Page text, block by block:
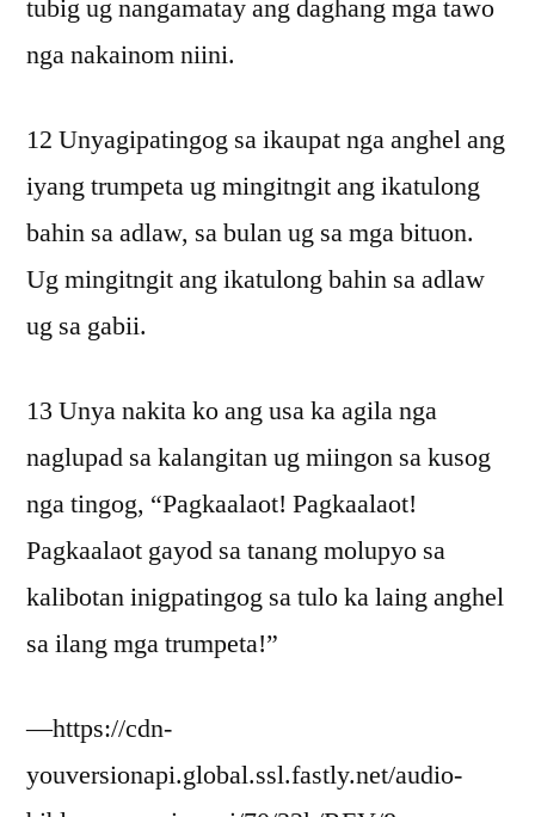
tubig ug nangamatay ang daghang mga tawo
nga nakainom niini.
12 Unyagipatingog sa ikaupat nga anghel ang
iyang trumpeta ug mingitngit ang ikatulong
bahin sa adlaw, sa bulan ug sa mga bituon.
Ug mingitngit ang ikatulong bahin sa adlaw
ug sa gabii.
13 Unya nakita ko ang usa ka agila nga
naglupad sa kalangitan ug miingon sa kusog
nga tingog, “Pagkaalaot! Pagkaalaot!
Pagkaalaot gayod sa tanang molupyo sa
kalibotan inigpatingog sa tulo ka laing anghel
sa ilang mga trumpeta!”
—https://cdn-
youversionapi.global.ssl.fastly.net/audio-